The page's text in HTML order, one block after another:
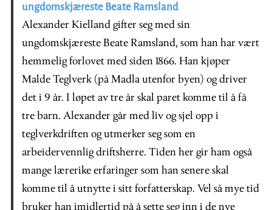
ungdomskjæreste Beate Ramsland
Alexander Kielland gifter seg med sin
ungdomskjæreste Beate Ramsland, som han har vært
hemmelig forlovet med siden 1866. Han kjøper
Malde Teglverk (på Madla utenfor byen) og driver
det i 9 år. I løpet av tre år skal paret komme til å få
tre barn. Alexander går med liv og sjel opp i
teglverkdriften og utmerker seg som en
arbeidervennlig driftsherre. Tiden her gir ham også
mange lærerike erfaringer som han senere skal
komme til å utnytte i sitt forfatterskap. Vel så mye tid
bruker han imidlertid på å sette seg inn i de nye